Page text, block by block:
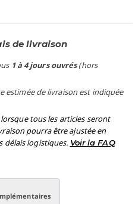
de livraison
1 à 4 jours ouvrés(hors
estimée de livraison est indiquée
tous les articles seront
pourra être ajustée en
délais logistiques. Voir la FAQ